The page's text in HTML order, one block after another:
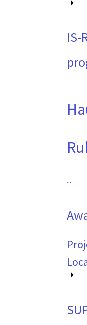
IS-
...